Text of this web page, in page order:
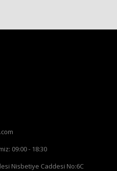
09:00 - 18:30
Nisbetiye Caddesi No:6C